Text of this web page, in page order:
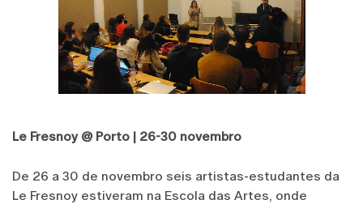
Le Fresnoy @ Porto | 26-30 novembro
De 26 a 30 de novembro seis artistas-estudantes da
Le Fresnoy estiveram na Escola das Artes, onde